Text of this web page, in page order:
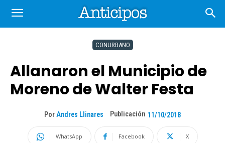
CONURBANO
Allanaron el Municipio de
Moreno de Walter Festa
Por Andres Llinares Publicación 11/10/2018
WhatsApp Facebook X